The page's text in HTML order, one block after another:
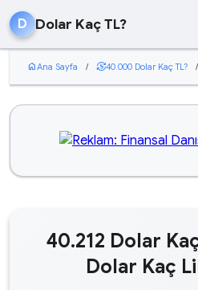
D Dolar Kaç TL?
homeAna Sayfa / currency_exchange40.000 Dolar Kaç TL? /
40.212 Dolar
Dolar Kaç